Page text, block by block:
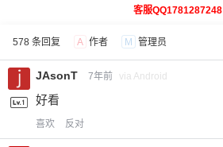
客服QQ1781287248
578 条回复 A 作者 M 管理员
JAsonT 7年前 via Android
好看
喜欢 反对